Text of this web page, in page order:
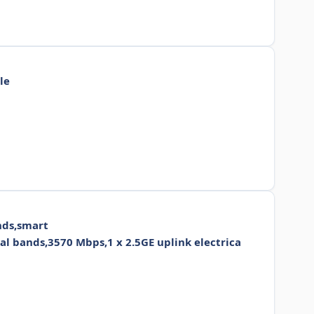
bands,3570 Mbps,1 x 2.5GE uplink electrica